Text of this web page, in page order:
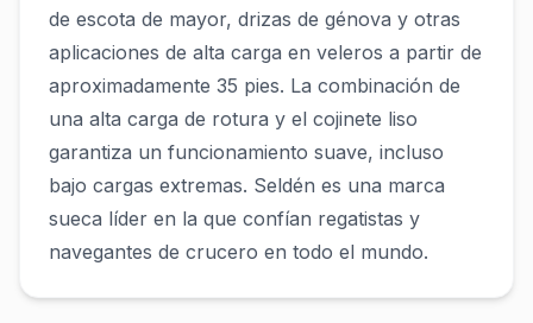
de escota de mayor, drizas de génova y otras
aplicaciones de alta carga en veleros a partir de
aproximadamente 35 pies. La combinación de
una alta carga de rotura y el cojinete liso
garantiza un funcionamiento suave, incluso
bajo cargas extremas. Seldén es una marca
sueca líder en la que confían regatistas y
navegantes de crucero en todo el mundo.